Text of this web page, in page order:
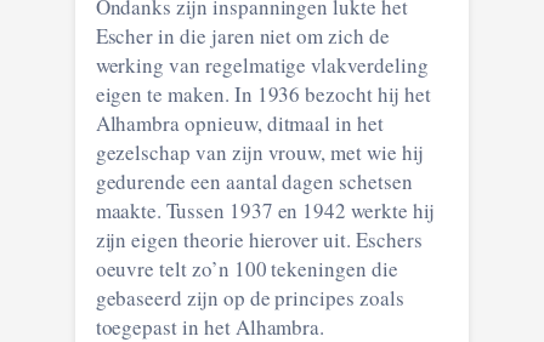
Ondanks zijn inspanningen lukte het
Escher in die jaren niet om zich de
werking van regelmatige vlakverdeling
eigen te maken. In 1936 bezocht hij het
Alhambra opnieuw, ditmaal in het
gezelschap van zijn vrouw, met wie hij
gedurende een aantal dagen schetsen
maakte. Tussen 1937 en 1942 werkte hij
zijn eigen theorie hierover uit. Eschers
oeuvre telt zo’n 100 tekeningen die
gebaseerd zijn op de principes zoals
toegepast in het Alhambra.